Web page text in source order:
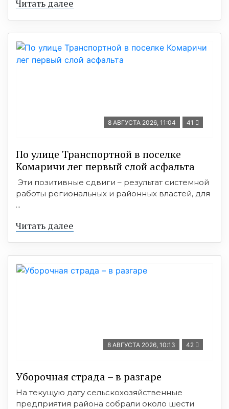
Читать далее
8 АВГУСТА 2026, 11:04 41
По улице Транспортной в поселке
Комаричи лег первый слой асфальта
Эти позитивные сдвиги – результат системной
работы региональных и районных властей, для
...
Читать далее
8 АВГУСТА 2026, 10:13 42
Уборочная страда – в разгаре
На текущую дату сельскохозяйственные
предприятия района собрали около шести